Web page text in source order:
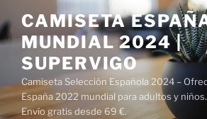
al
contenido
CAMISETA
MUNDIAL 2024 |
SUPERVIGO
Camiseta Selección Española 2024 –
España 2022 mundial para adultos y
Envío gratis desde 69 €.